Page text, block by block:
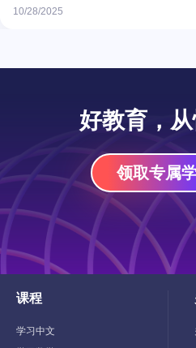
10/28/2025
好教育，
领取专属
课程
Toggle
Menu
学习中文